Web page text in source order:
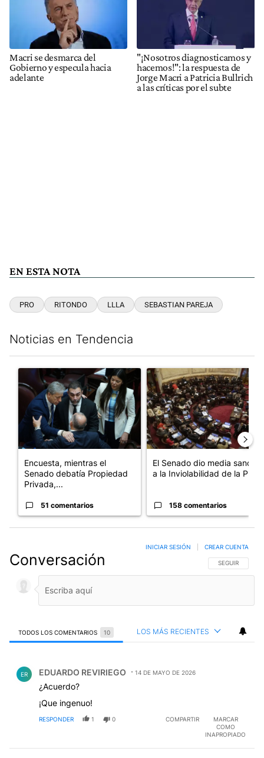
Macri se desmarca del
Gobierno y especula hacia
adelante
"¡Nosotros diagnosticamos y
hacemos!": la respuesta de
Jorge Macri a Patricia Bullrich
a las críticas por el subte
EN ESTA NOTA
PRO RITONDO LLLA SEBASTIAN PAREJA
Noticias en Tendencia
Un artículo de tendencia con el título "Encuesta, mientras el
Encuesta, mientras el
Senado debatía Propiedad
Privada,...
51 comentarios
Un artículo de tendencia con
El Senado dio media sanción
a la Inviolabilidad de la P...
158 comentarios
Conversación SIGA ESTA
SEGUIR
INICIAR SESIÓN CREAR CUENTA
TODOS LOS COMENTARIOS 10 LOS MÁS RECIENTES
ER EDUARDO REVIRIEGO 14 DE MAYO DE 2026
¿Acuerdo?
¡Que ingenuo!
RESPONDER 1 0 COMPARTIR
MARCAR
COMO
INAPROPIADO